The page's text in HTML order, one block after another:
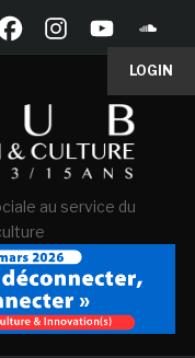
LOGIN
au service du